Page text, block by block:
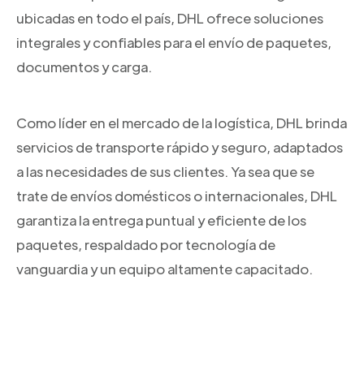
ubicadas en todo el país, DHL ofrece soluciones
integrales y confiables para el envío de paquetes,
documentos y carga.
Como líder en el mercado de la logística, DHL brinda
servicios de transporte rápido y seguro, adaptados
a las necesidades de sus clientes. Ya sea que se
trate de envíos domésticos o internacionales, DHL
garantiza la entrega puntual y eficiente de los
paquetes, respaldado por tecnología de
vanguardia y un equipo altamente capacitado.